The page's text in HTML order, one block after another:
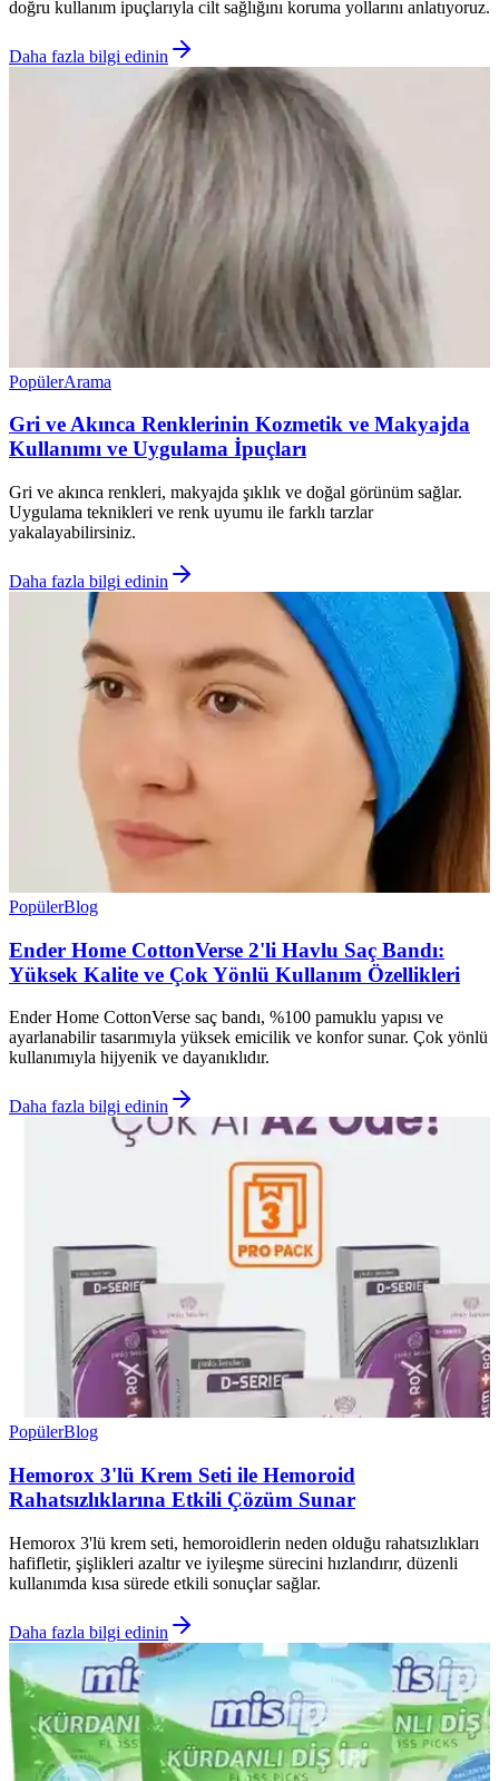
doğru kullanım ipuçlarıyla cilt sağlığını koruma yollarını anlatıyoruz.
Daha fazla bilgi edinin
PopülerArama
Gri ve Akınca Renklerinin Kozmetik ve Makyajda
Kullanımı ve Uygulama İpuçları
Gri ve akınca renkleri, makyajda şıklık ve doğal görünüm sağlar.
Uygulama teknikleri ve renk uyumu ile farklı tarzlar
yakalayabilirsiniz.
Daha fazla bilgi edinin
PopülerBlog
Ender Home CottonVerse 2'li Havlu Saç Bandı:
Yüksek Kalite ve Çok Yönlü Kullanım Özellikleri
Ender Home CottonVerse saç bandı, %100 pamuklu yapısı ve
ayarlanabilir tasarımıyla yüksek emicilik ve konfor sunar. Çok yönlü
kullanımıyla hijyenik ve dayanıklıdır.
Daha fazla bilgi edinin
PopülerBlog
Hemorox 3'lü Krem Seti ile Hemoroid
Rahatsızlıklarına Etkili Çözüm Sunar
Hemorox 3'lü krem seti, hemoroidlerin neden olduğu rahatsızlıkları
hafifletir, şişlikleri azaltır ve iyileşme sürecini hızlandırır, düzenli
kullanımda kısa sürede etkili sonuçlar sağlar.
Daha fazla bilgi edinin